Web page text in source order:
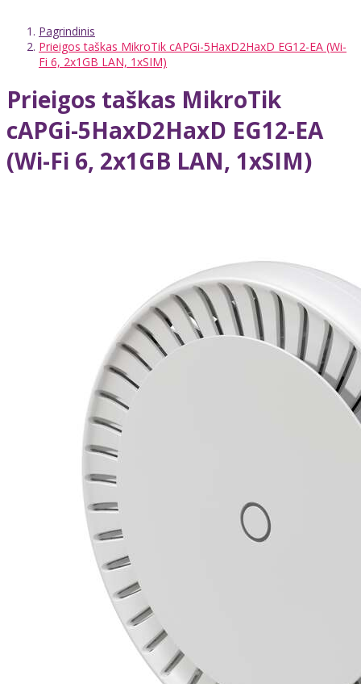
Pagrindinis
Prieigos taškas MikroTik cAPGi-5HaxD2HaxD EG12-EA (Wi-
Fi 6, 2x1GB LAN, 1xSIM)
Prieigos taškas MikroTik
cAPGi-5HaxD2HaxD EG12-EA
(Wi-Fi 6, 2x1GB LAN, 1xSIM)